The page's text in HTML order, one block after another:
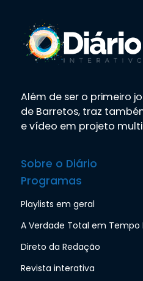
Além de ser o primeiro
de Barretos, traz
e vídeo em projeto
Sobre o Diário
Programas
Playlists em geral
A Verdade Total em Tempo
Direto da Redação
Revista interativa